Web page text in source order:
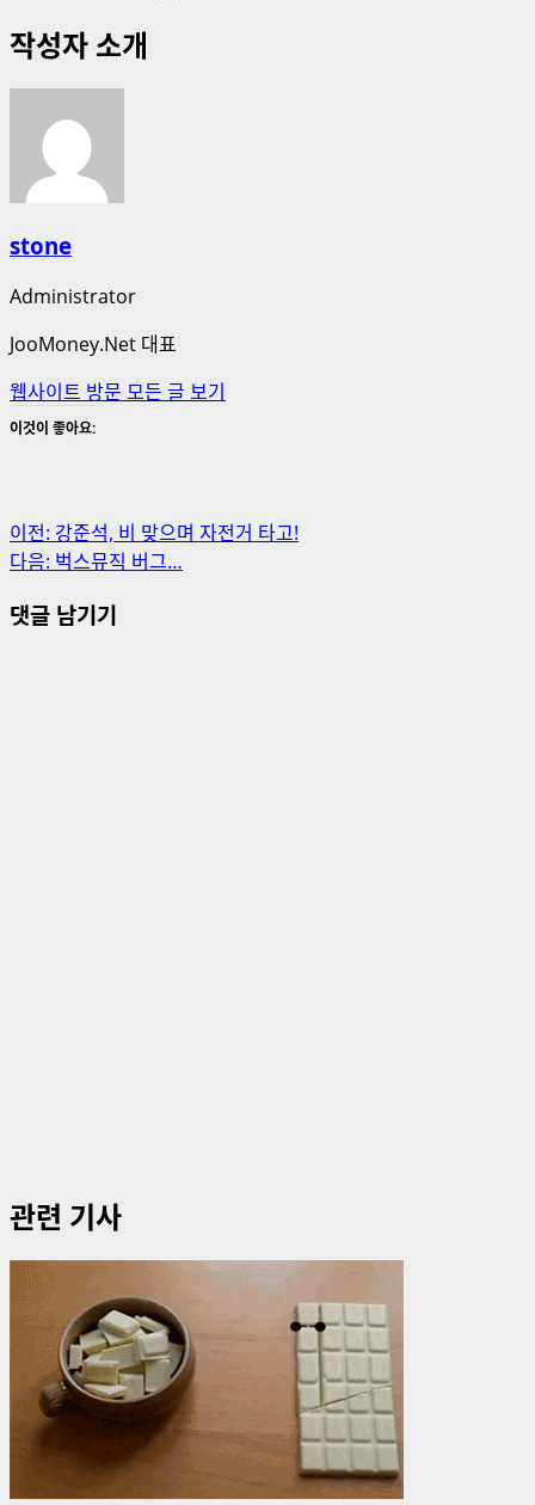
작성자 소개
stone
Administrator
JooMoney.Net 대표
웹사이트 방문 모든 글 보기
이것이 좋아요:
게
시
물
이전: 강준석, 비 맞으며 자전거 타고!
다음: 벅스뮤직 버그…
댓글 남기기
관련 기사